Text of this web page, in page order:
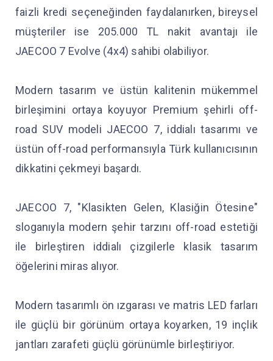
faizli kredi seçeneğinden faydalanırken, bireysel
müşteriler ise 205.000 TL nakit avantajı ile
JAECOO 7 Evolve (4x4) sahibi olabiliyor.
Modern tasarım ve üstün kalitenin mükemmel
birleşimini ortaya koyuyor Premium şehirli off-
road SUV modeli JAECOO 7, iddialı tasarımı ve
üstün off-road performansıyla Türk kullanıcısının
dikkatini çekmeyi başardı.
JAECOO 7, "Klasikten Gelen, Klasiğin Ötesine"
sloganıyla modern şehir tarzını off-road estetiği
ile birleştiren iddialı çizgilerle klasik tasarım
öğelerini miras alıyor.
Modern tasarımlı ön ızgarası ve matris LED farları
ile güçlü bir görünüm ortaya koyarken, 19 inçlik
jantları zarafeti güçlü görünümle birleştiriyor.